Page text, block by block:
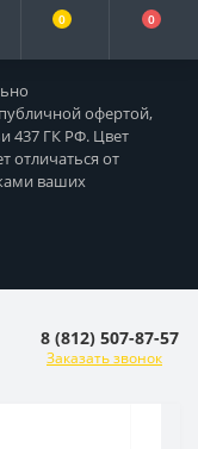
офертой,
437 ГК РФ. Цвет
отличаться от
ваших
0 0
8 (812) 507-87-57
Заказать звонок